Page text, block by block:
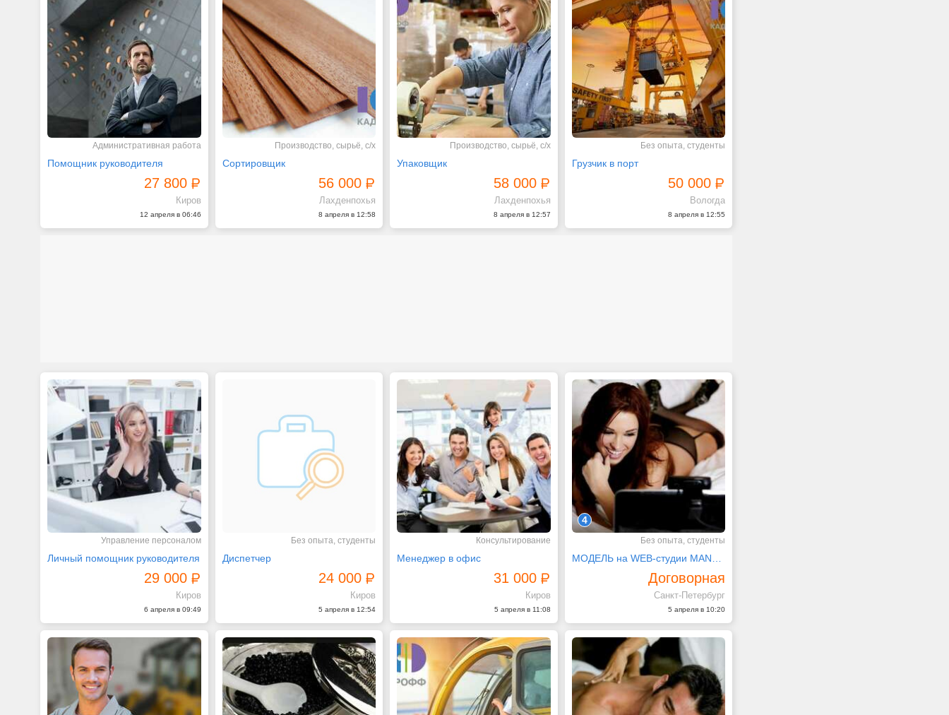
Административная работа
Помощник руководителя
27 800
Киров
12 апреля в 06:46
Производство, сырьё, с/х
Сортировщик
56 000
Лахденпохья
8 апреля в 12:58
Производство, сырьё, с/х
Упаковщик
58 000
Лахденпохья
8 апреля в 12:57
Без опыта, студенты
Грузчик в порт
50 000
Вологда
8 апреля в 12:55
Управление персоналом
Личный помощник руководителя
29 000
Киров
6 апреля в 09:49
Без опыта, студенты
Диспетчер
24 000
Киров
5 апреля в 12:54
Консультирование
Менеджер в офис
31 000
Киров
5 апреля в 11:08
4
Без опыта, студенты
Договорная
Санкт-Петербург
5 апреля в 10:20